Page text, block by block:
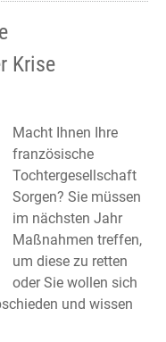
Krise
Macht Ihnen Ihre
französische
Tochtergesellschaft
Sorgen? Sie müssen
im nächsten Jahr
Maßnahmen treffen,
um diese zu retten
oder Sie wollen sich
und wissen